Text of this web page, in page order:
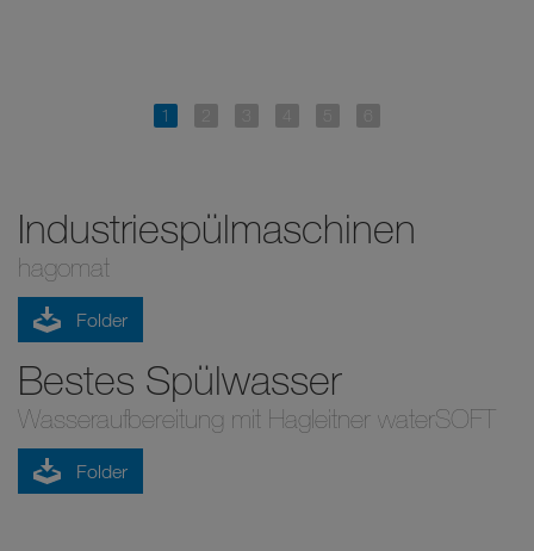
Industriespülmaschinen
hagomat
Folder
Bestes Spülwasser
Wasseraufbereitung mit Hagleitner waterSOFT
Folder